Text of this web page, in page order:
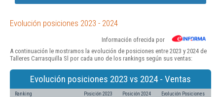
Evolución posiciones 2023 - 2024
Información ofrecida por
A continuación le mostramos la evolución de posiciones entre 2023 y 2024 de
Talleres Carrasquilla Sl por cada uno de los rankings según sus ventas:
Evolución posiciones 2023 vs 2024 - Ventas
Ranking Posición 2023 Posición 2024 Evolución Posiciones